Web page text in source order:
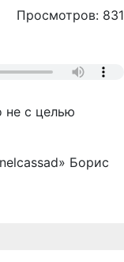
Просмотров: 831
не с целью
Борис